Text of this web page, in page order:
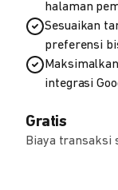
halaman
Sesuaikan
preferensi
integrasi
Gratis
Biaya transaksi